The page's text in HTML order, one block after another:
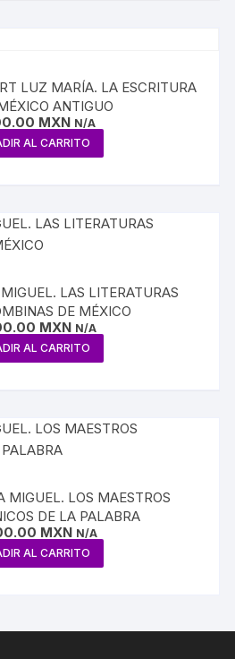
LUZ MARÍA. LA ESCRITURA
ANTIGUO
MXN N/A
AL CARRITO
LAS LITERATURAS
DE MÉXICO
MXN N/A
AL CARRITO
MIGUEL. LOS MAESTROS
DE LA PALABRA
MXN N/A
AL CARRITO